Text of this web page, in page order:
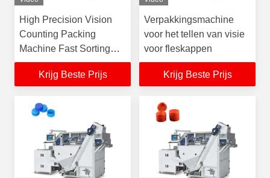
High Precision Vision
Counting Packing
Machine Fast Sorting
Automatic Packaging
voor plastic dop
Krijg Beste Prijs
Verpakkingsmachine
voor het tellen van visie
voor fleskappen
Krijg Beste Prijs